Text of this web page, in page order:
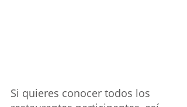
Si quieres conocer todos los